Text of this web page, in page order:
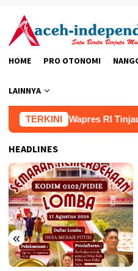
HOME PRO OTONOMI
LAINNYA
TERKINIWapres RI Tinjau
HEADLINES
«